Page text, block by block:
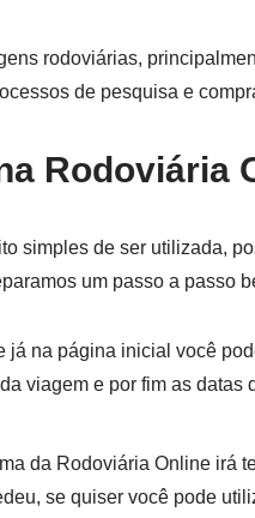
rodoviárias,
de pesquisa e
Rodoviária
simples de ser utilizada,
um passo a passo
já na página inicial você
viagem e por fim as datas
da Rodoviária Online irá
se quiser você pode